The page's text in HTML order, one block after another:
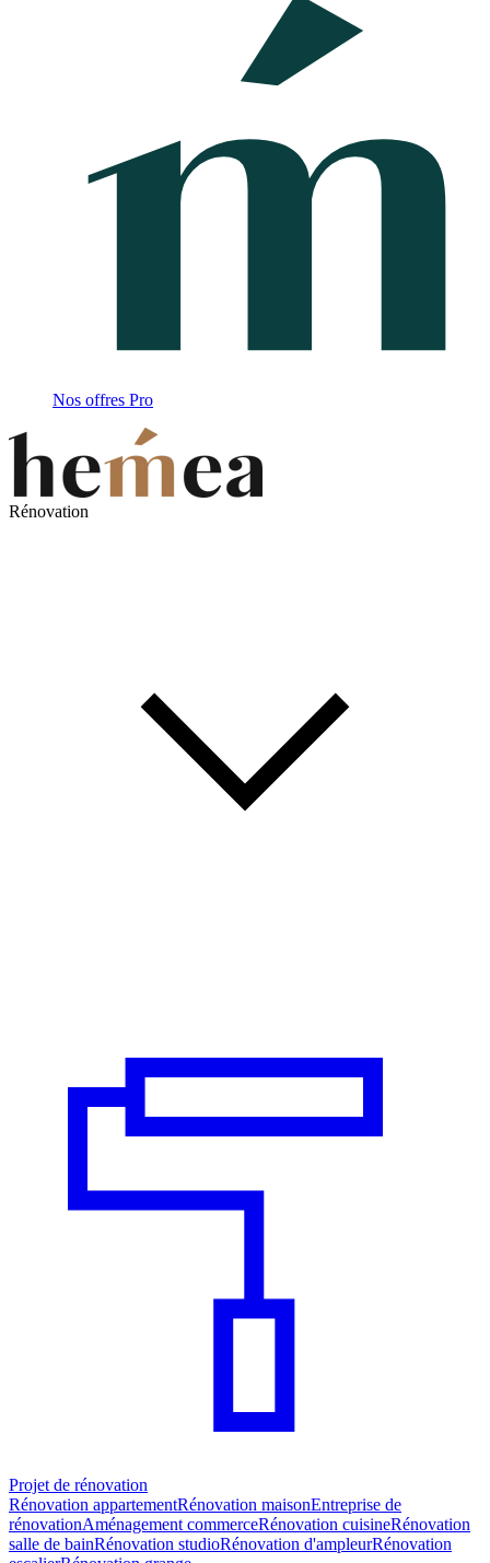
Nos offres Pro
Rénovation
Projet de rénovation
Rénovation appartementRénovation maisonEntreprise de
rénovationAménagement commerceRénovation cuisineRénovation
salle de bainRénovation studioRénovation d'ampleurRénovation